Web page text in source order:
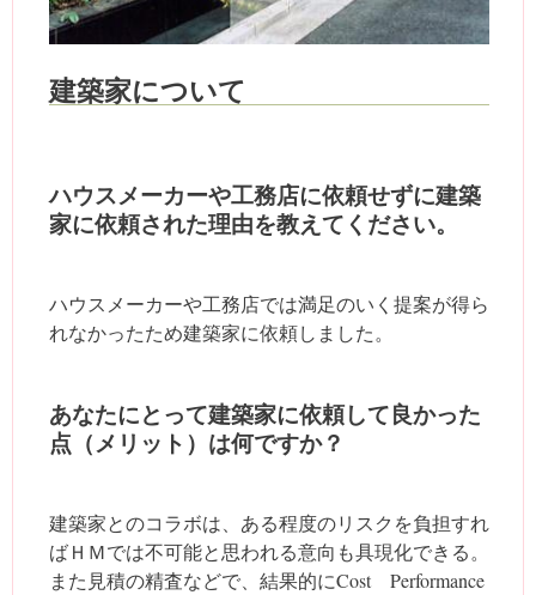
建築家について
ハウスメーカーや工務店に依頼せずに建築
家に依頼された理由を教えてください。
ハウスメーカーや工務店では満足のいく提案が得ら
れなかったため建築家に依頼しました。
あなたにとって建築家に依頼して良かった
点（メリット）は何ですか？
建築家とのコラボは、ある程度のリスクを負担すれ
ばＨＭでは不可能と思われる意向も具現化できる。
また見積の精査などで、結果的にCost Performance